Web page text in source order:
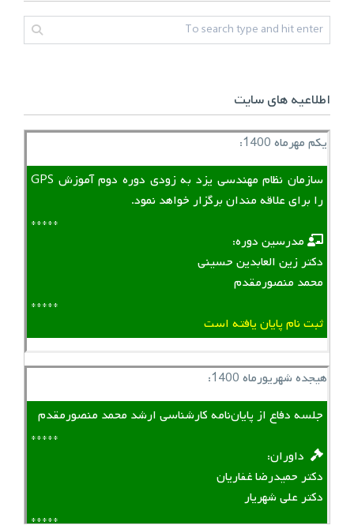
اطلاعیه های سایت
یکم مهرماه 1400:
سازمان نظام مهندسی یزد به زودی دوره دوم آموزش GPS
را برای علاقه مندان برگزار خواهد نمود.
*****
‌ ‌ مدرسین دوره:
دکتر زین العابدین حسینی
محمد منصورمقدم
*****
ثبت نام پایان یافته است
هیجده شهریورماه 1400:
جلسه دفاع از پایان‌نامه کارشناسی ارشد محمد منصورمقدم
*****
‌ ‌ داوران:
دکتر حمیدرضا غفاریان
دکتر علی شهریار
*****